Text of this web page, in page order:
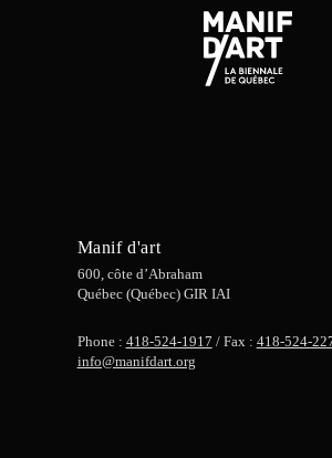
Manif d'art
600, côte d’Abraham
Québec (Québec) GIR IAI
Phone : 418-524-1917 / Fax : 418-524-
info@manifdart.org